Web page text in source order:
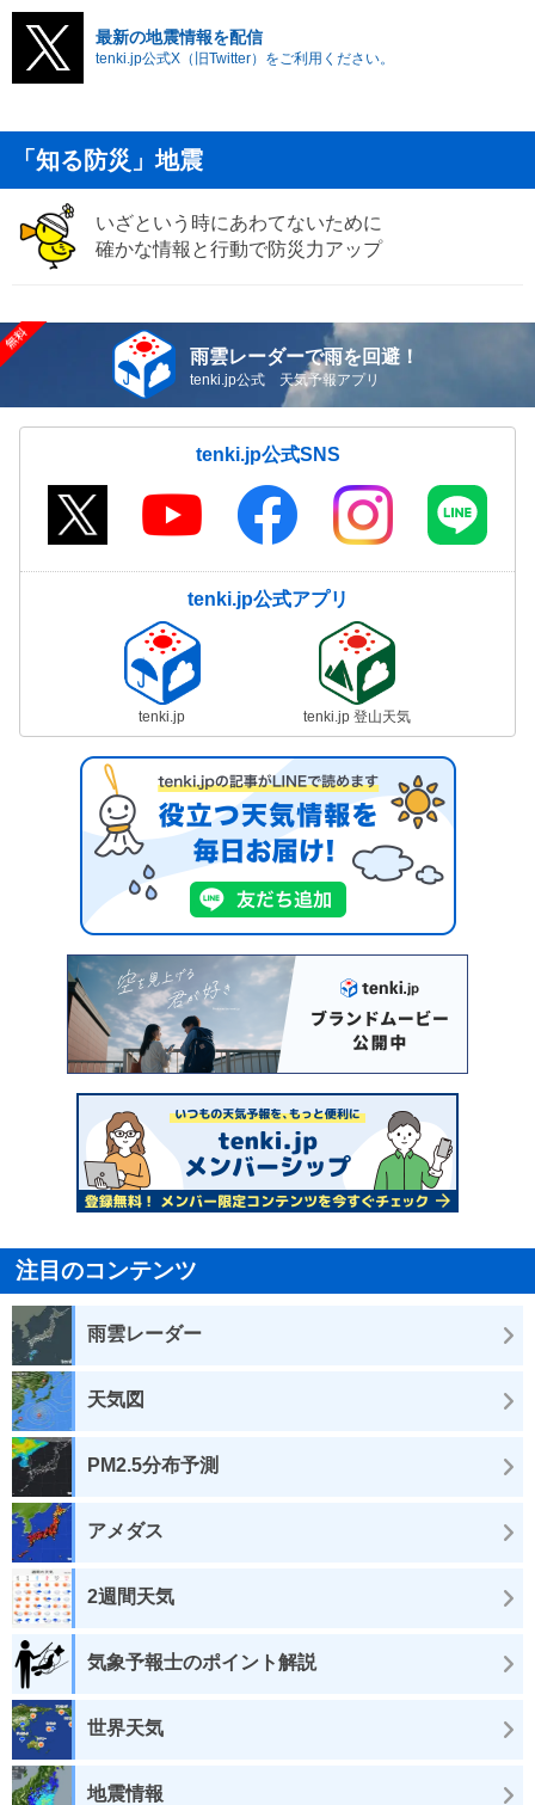
最新の地震情報を配信
tenki.jp公式X（旧Twitter）をご利用ください。
「知る防災」地震
いざという時にあわてないために
確かな情報と行動で防災力アップ
雨雲レーダーで雨を回避！
tenki.jp公式 天気予報アプリ
tenki.jp公式SNS
tenki.jp公式アプリ
tenki.jp tenki.jp 登山天気
注目のコンテンツ
雨雲レーダー
天気図
PM2.5分布予測
アメダス
2週間天気
気象予報士のポイント解説
世界天気
地震情報